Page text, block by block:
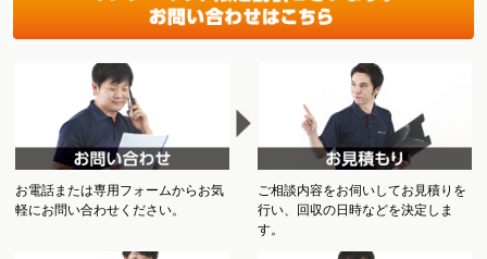
お電話または専用フォームからお気
軽にお問い合わせください。
ご相談内容をお伺いしてお見積りを
行い、回収の日時などを決定しま
す。